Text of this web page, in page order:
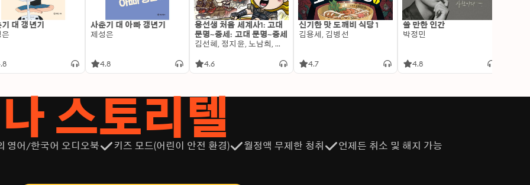
대 갱년기
사춘기 대 아빠 갱년기
제성은
4.8
용선생 처음 세계사1: 고대
문명~중세: 고대 문명~중세
김선혜, 정지윤, 노남희, 뭉선생, 윤효식, 이우일, 김선빈, 사회평론 역사연구소
4.6
신기한 맛 도깨비 식당 1
김용세, 김병선
4.7
쓸 만한 인간
박정민
4.8
스토리텔
영어/한국어 오디오북 키즈 모드(어린이 안전 환경) 월정액 무제한 청취 언제든 취소 및 해지 가능